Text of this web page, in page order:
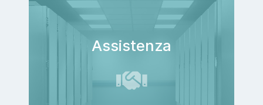
Assistenza